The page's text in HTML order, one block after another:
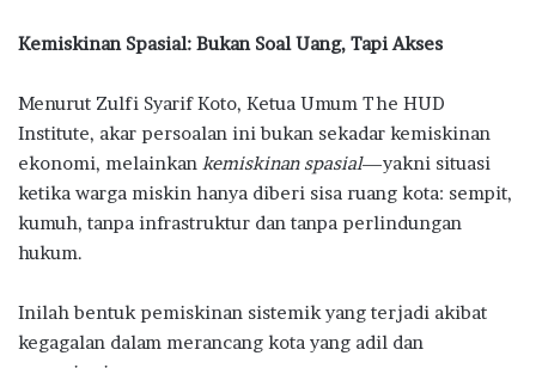
Kemiskinan Spasial: Bukan Soal Uang, Tapi Akses
Menurut Zulfi Syarif Koto, Ketua Umum The HUD
Institute, akar persoalan ini bukan sekadar kemiskinan
ekonomi, melainkan kemiskinan spasial—yakni situasi
ketika warga miskin hanya diberi sisa ruang kota: sempit,
kumuh, tanpa infrastruktur dan tanpa perlindungan
hukum.
Inilah bentuk pemiskinan sistemik yang terjadi akibat
kegagalan dalam merancang kota yang adil dan